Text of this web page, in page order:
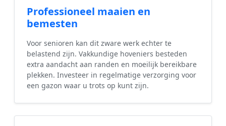
Professioneel maaien en
bemesten
Voor senioren kan dit zware werk echter te
belastend zijn. Vakkundige hoveniers besteden
extra aandacht aan randen en moeilijk bereikbare
plekken. Investeer in regelmatige verzorging voor
een gazon waar u trots op kunt zijn.